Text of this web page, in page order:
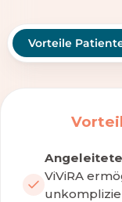
Vorteile
ViViRA